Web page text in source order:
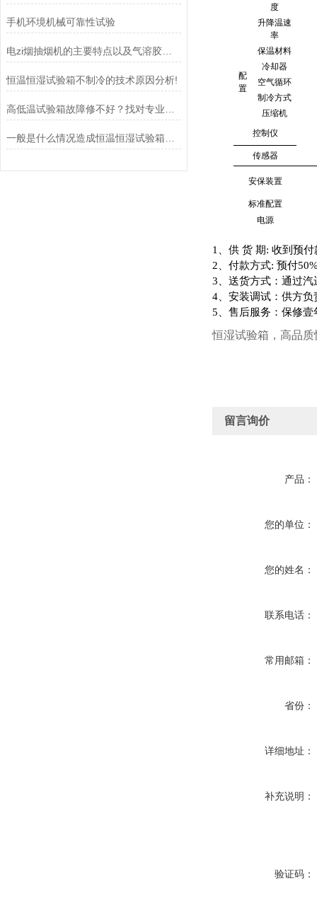
手机环境机械可靠性试验
电zi烟抽烟机的主要特点以及气溶胶捕集量的测定要求
恒温恒湿试验箱不制冷的技术原因分析!
度
升降温速
率
配
置
保温材料
冷却器
空气循环
制冷方式
压缩机
控制仪
传感器
安保装置
标准配置
电源
1 、供 货 期: 收到预付
2 、付款方式: 预付
3 、送货方式：通过
4 、安装调试：供方
5 、售后服务：保修
恒湿试验箱，高品
留言询价
产品：
您的单位：
您的姓名：
联系电话：
常用邮箱：
省份：
详细地址：
补充说明：
验证码：